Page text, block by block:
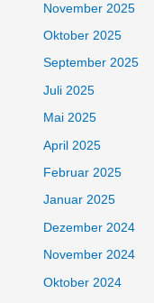
November 2025
Oktober 2025
September 2025
Juli 2025
Mai 2025
April 2025
Februar 2025
Januar 2025
Dezember 2024
November 2024
Oktober 2024